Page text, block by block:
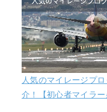
人気のマイレージプ
介！【初心者マイラー